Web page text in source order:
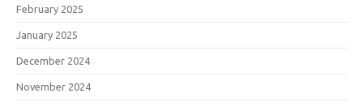
February 2025
January 2025
December 2024
November 2024